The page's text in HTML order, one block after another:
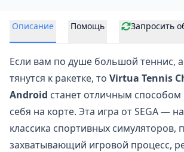
Описание Помощь Запросить
Если вам по душе большой теннис,
тянутся к ракетке, то Virtua Tennis
Android станет отличным способом
себя на корте. Эта игра от SEGA —
классика спортивных симуляторов,
захватывающий игровой процесс,